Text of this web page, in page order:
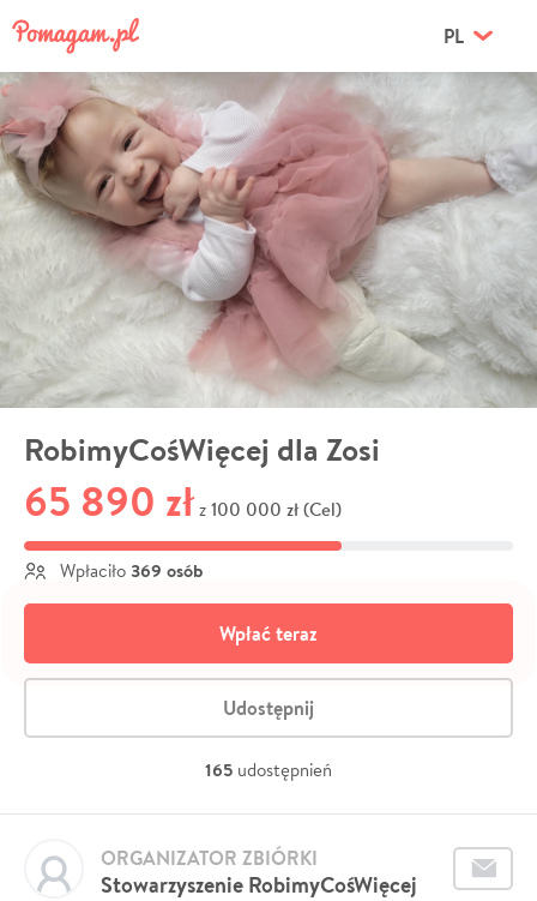
PL
RobimyCośWięcej dla Zosi
65 890 zł z 100 000 zł (Cel)
Wpłaciło 369 osób
Wpłać teraz
Udostępnij
165 udostępnień
Stowarzyszenie RobimyCośWięcej
ORGANIZATOR ZBIÓRKI